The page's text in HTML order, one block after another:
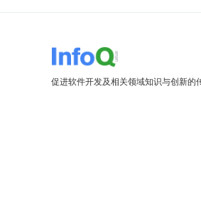
促进软件开发及相关领域知识与创新的